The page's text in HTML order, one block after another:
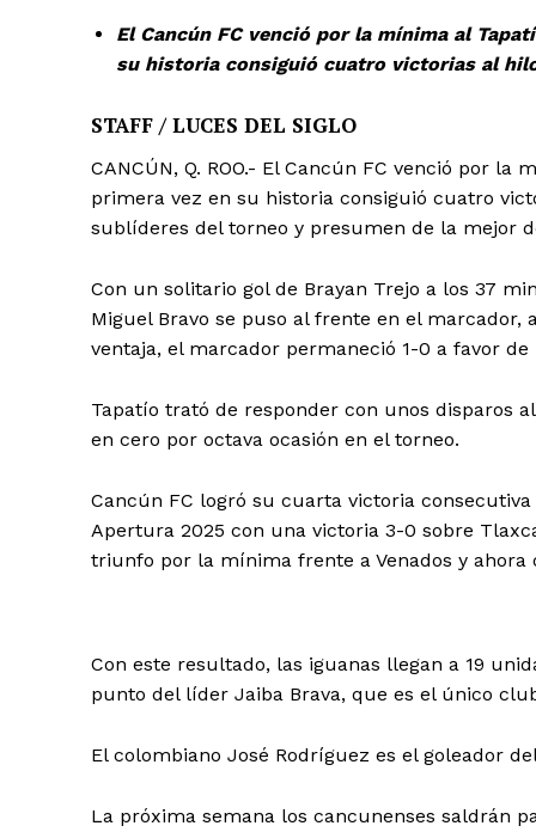
El Cancún FC venció por la mínima al
su historia consiguió cuatro victorias al
STAFF / LUCES DEL SIGLO
CANCÚN, Q. ROO.- El Cancún FC venció por
primera vez en su historia consiguió cuatro
sublíderes del torneo y presumen de la mejor
Con un solitario gol de Brayan Trejo a los 37
Miguel Bravo se puso al frente en el
ventaja, el marcador permaneció 1-0 a favor de
Tapatío trató de responder con unos disparos
en cero por octava ocasión en el torneo.
Cancún FC logró su cuarta victoria
Apertura 2025 con una victoria 3-0 sobre
triunfo por la mínima frente a Venados y ahora
Con este resultado, las iguanas llegan a 19
punto del líder Jaiba Brava, que es el único
El colombiano José Rodríguez es el goleador
La próxima semana los cancunenses saldrán